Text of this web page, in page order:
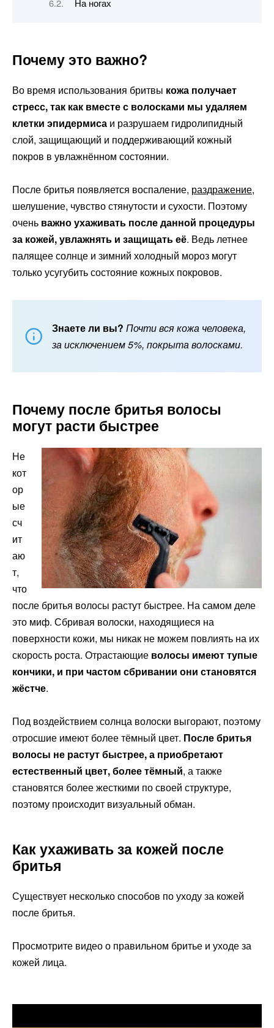
На ногах
Почему это важно?
Во время использования бритвы кожа получает
стресс, так как вместе с волосками мы удаляем
клетки эпидермиса и разрушаем гидролипидный
слой, защищающий и поддерживающий кожный
покров в увлажнённом состоянии.
После бритья появляется воспаление, раздражение,
шелушение, чувство стянутости и сухости. Поэтому
очень важно ухаживать после данной процедуры
за кожей, увлажнять и защищать её. Ведь летнее
палящее солнце и зимний холодный мороз могут
только усугубить состояние кожных покровов.
Знаете ли вы? Почти вся кожа человека,
за исключением 5%, покрыта волосками.
Почему после бритья волосы
могут расти быстрее
Не
кот
ор
ые
сч
ит
аю
т,
что
после бритья волосы растут быстрее. На самом деле
это миф. Сбривая волоски, находящиеся на
поверхности кожи, мы никак не можем повлиять на их
скорость роста. Отрастающие волосы имеют тупые
кончики, и при частом сбривании они становятся
жёстче.
Под воздействием солнца волоски выгорают, поэтому
отросшие имеют более тёмный цвет. После бритья
волосы не растут быстрее, а приобретают
естественный цвет, более тёмный, а также
становятся более жесткими по своей структуре,
поэтому происходит визуальный обман.
Как ухаживать за кожей после
бритья
Существует несколько способов по уходу за кожей
после бритья.
Просмотрите видео о правильном бритье и уходе за
кожей лица.